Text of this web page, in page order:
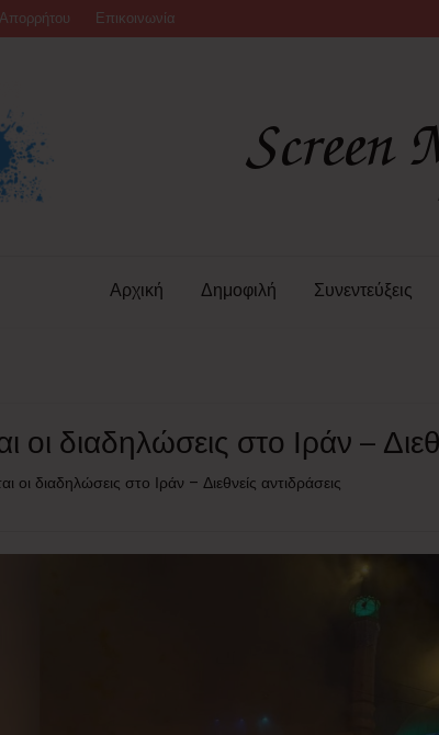
Απορρήτου Επικοινωνία
Αρχική Δημοφιλή Συνεντεύξεις
οι διαδηλώσεις στο Ιράν –
οι διαδηλώσεις στο Ιράν – Διεθνείς αντιδράσεις